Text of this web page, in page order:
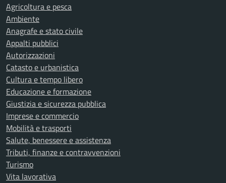
Agricoltura e pesca
Ambiente
Anagrafe e stato civile
Appalti pubblici
Autorizzazioni
Catasto e urbanistica
Cultura e tempo libero
Educazione e formazione
Giustizia e sicurezza pubblica
Imprese e commercio
Mobilità e trasporti
Salute, benessere e assistenza
Tributi, finanze e contravvenzioni
Turismo
Vita lavorativa